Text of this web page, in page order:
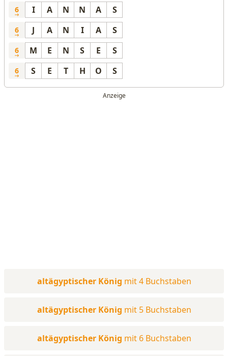
6 I A N N A S
6 J A N I A S
6 M E N S E S
6 S E T H O S
altägyptischer König mit 4 Buchstaben
altägyptischer König mit 5 Buchstaben
altägyptischer König mit 6 Buchstaben